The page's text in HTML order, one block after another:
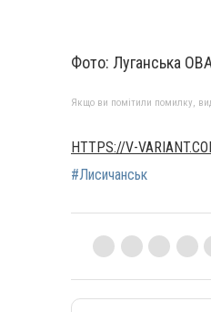
Фото: Луганська
Якщо ви помітили помилку,
HTTPS://V-
#Лисичанськ